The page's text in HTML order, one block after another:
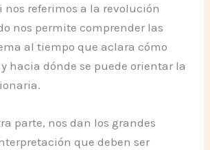
nos referimos a la revolución
nos permite comprender las
al tiempo que aclara cómo
hacia dónde se puede orientar la
parte, nos dan los grandes
que deben ser